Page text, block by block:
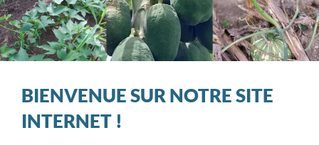
BIENVENUE SUR NOTRE SITE
INTERNET !